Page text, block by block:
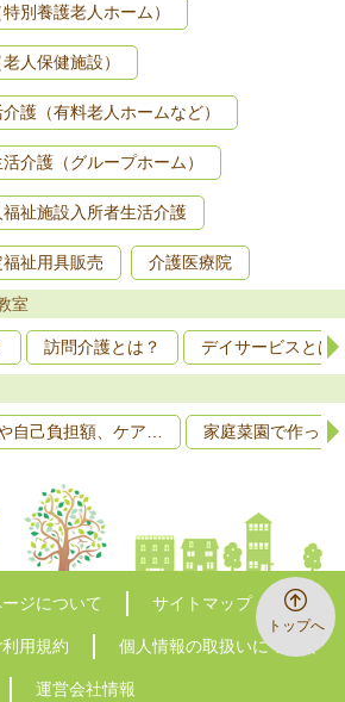
トップへ
別養護老人ホーム）
人保健施設）
護（有料老人ホームなど）
介護（グループホーム）
祉施設入所者生活介護
祉用具販売 介護医療院
室
訪問介護とは？ デイサービスとは
自己負担額、ケア… 家庭菜園で作っ
ジについて サイトマップ
利用規約 個人情報の取扱いについて
運営会社情報